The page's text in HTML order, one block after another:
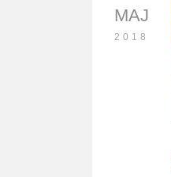
MAJ
2018